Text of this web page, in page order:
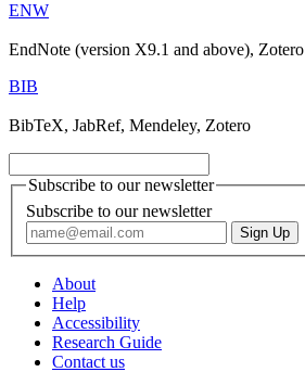
ENW
EndNote (version X9.1 and above), Zotero
BIB
BibTeX, JabRef, Mendeley, Zotero
Subscribe to our newsletter
Subscribe to our newsletter
About
Help
Accessibility
Research Guide
Contact us